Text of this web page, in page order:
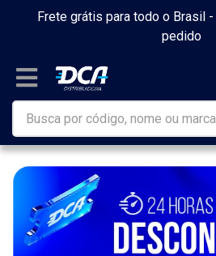
Frete grátis para todo o Brasil -
pedido